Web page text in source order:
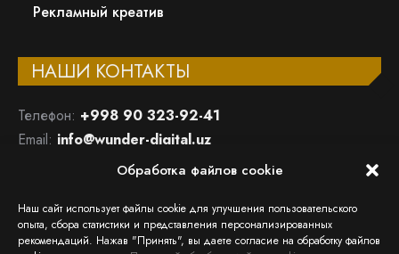
Обработка файлов cookie
Наш сайт использует файлы cookie для улучшения пользовательского
опыта, сбора статистики и представления персонализированных
рекомендаций. Нажав "Принять", вы даете согласие на обработку файлов
Рекламный креатив
НАШИ КОНТАКТЫ
Телефон: +998 90 323-92-41
Email: info@wunder-digital.uz
ООО «WUNDER DIGITAL»
район, ул.Афросиаб, 8А